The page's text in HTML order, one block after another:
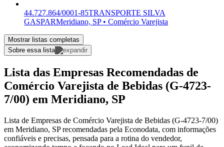
44.727.864/0001-85TRANSPORTE SILVA
GASPARMeridiano, SP • Comércio Varejista
Mostrar listas completas
Sobre essa lista
Lista das Empresas Recomendadas de
Comércio Varejista de Bebidas (G-4723-
7/00) em Meridiano, SP
Lista de Empresas de Comércio Varejista de Bebidas (G-4723-7/00)
em Meridiano, SP recomendadas pela Econodata, com informações
confiáveis e precisas, pensada para a rotina do vendedor,